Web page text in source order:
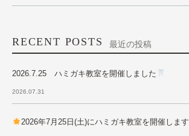
RECENT POSTS 最近の投稿
2026.7.25 ハミガキ教室を開催しました
2026.07.31
2026年7月25日(土)にハミガキ教室を開催します